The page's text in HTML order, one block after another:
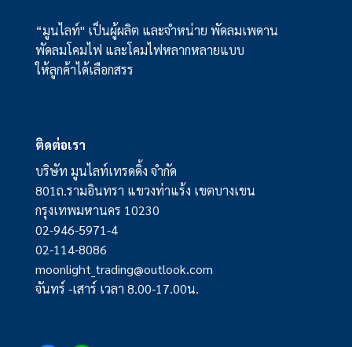
“มูนไลท์" เป็นผู้ผลิต และจำหน่าย พัดลมเพดาน
พัดลมโคมไฟ และโคมไฟหลากหลายแบบ
ให้ลูกค้าได้เลือกสรร
ติดต่อเรา
บริษัท มูนไลท์เทรดดิ้ง จำกัด
801ถ.รามอินทรา แขวงท่าแร้ง เขตบางเขน
กรุงเทพมหานคร 10230
02-946-5971-4
02-114-8086
moonlight_trading@outlook.com
จันทร์ -เสาร์ เวลา 8.00-17.00น.